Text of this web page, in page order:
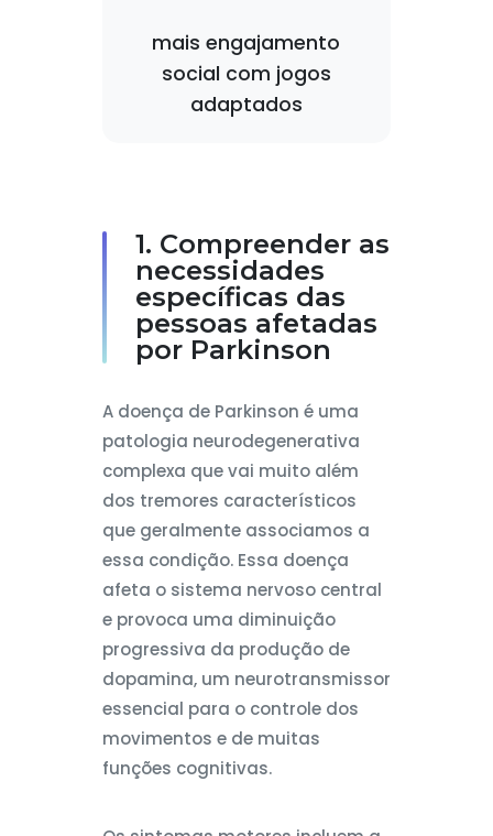
mais engajamento
social com jogos
adaptados
1. Compreender as
necessidades
específicas das
pessoas afetadas
por Parkinson
A doença de Parkinson é uma
patologia neurodegenerativa
complexa que vai muito além
dos tremores característicos
que geralmente associamos a
essa condição. Essa doença
afeta o sistema nervoso central
e provoca uma diminuição
progressiva da produção de
dopamina, um neurotransmissor
essencial para o controle dos
movimentos e de muitas
funções cognitivas.